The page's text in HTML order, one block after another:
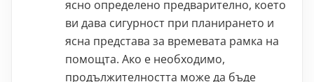
ясно определено предварително, което
ви дава сигурност при планирането и
ясна представа за времевата рамка на
помощта. Ако е необходимо,
продължителността може да бъде